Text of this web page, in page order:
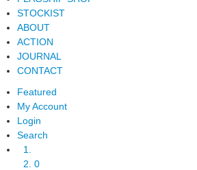
STOCKIST
ABOUT
ACTION
JOURNAL
CONTACT
Featured
My Account
Login
Search
0